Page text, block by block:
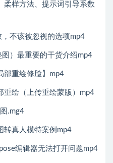
柔样方法、提示词引导系数
不该被忽视的选项mp4
）最重要的干货介绍mp4
部重绘修脸】mp4
重绘（上传重绘蒙版）mp4
.mg4
转真人模特案例mp4
编辑器无法打开问题mp4